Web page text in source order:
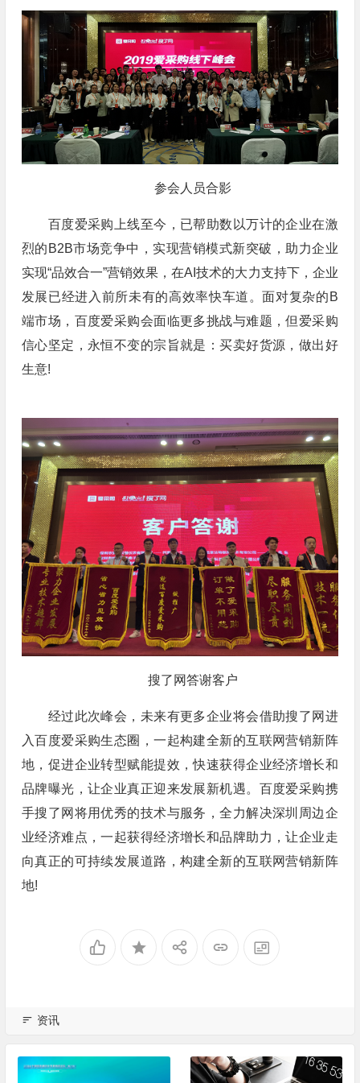
参会人员合影
百度爱采购上线至今，已帮助数以万计的企业在激
烈的B2B市场竞争中，实现营销模式新突破，助力企业
实现“品效合一”营销效果，在AI技术的大力支持下，企业
发展已经进入前所未有的高效率快车道。面对复杂的B
端市场，百度爱采购会面临更多挑战与难题，但爱采购
信心坚定，永恒不变的宗旨就是：买卖好货源，做出好
生意!
搜了网答谢客户
经过此次峰会，未来有更多企业将会借助搜了网进
入百度爱采购生态圈，一起构建全新的互联网营销新阵
地，促进企业转型赋能提效，快速获得企业经济增长和
品牌曝光，让企业真正迎来发展新机遇。百度爱采购携
手搜了网将用优秀的技术与服务，全力解决深圳周边企
业经济难点，一起获得经济增长和品牌助力，让企业走
向真正的可持续发展道路，构建全新的互联网营销新阵
地!
资讯